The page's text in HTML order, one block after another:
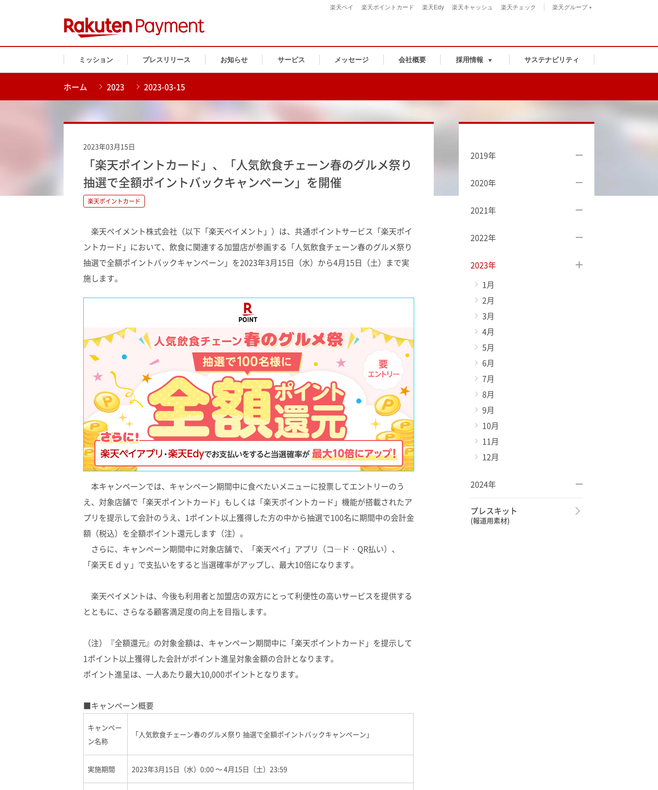
楽天ペイ 楽天ポイントカード 楽天Edy 楽天キャッシュ 楽天チェック 楽天グループ
ミッション プレスリリース お知らせ サービス メッセージ 会社概要 採用情報 サステナビリティ
ホーム 2023 2023-03-15
2023年03月15日
「楽天ポイントカード」、「人気飲食チェーン春のグルメ祭り
抽選で全額ポイントバックキャンペーン」を開催
楽天ポイントカード
楽天ペイメント株式会社（以下「楽天ペイメント」）は、共通ポイントサービス「楽天ポイ
ントカード」において、飲食に関連する加盟店が参画する「人気飲食チェーン春のグルメ祭り
抽選で全額ポイントバックキャンペーン」を2023年3月15日（水）から4月15日（土）まで実
施します。
本キャンペーンでは、キャンペーン期間中に食べたいメニューに投票してエントリーのう
え、対象店舗で「楽天ポイントカード」もしくは「楽天ポイントカード」機能が搭載されたア
プリを提示して会計のうえ、1ポイント以上獲得した方の中から抽選で100名に期間中の会計金
額（税込）を全額ポイント還元します（注）。
さらに、キャンペーン期間中に対象店舗で、「楽天ペイ」アプリ（コ―ド・QR払い）、
「楽天Ｅｄｙ」で支払いをすると当選確率がアップし、最大10倍になります。
楽天ペイメントは、今後も利用者と加盟店の双方にとって利便性の高いサービスを提供する
とともに、さらなる顧客満足度の向上を目指します。
（注）『全額還元』の対象金額は、キャンペーン期間中に「楽天ポイントカード」を提示して
1ポイント以上獲得した会計がポイント進呈対象金額の合計となります。
ポイント進呈は、一人あたり最大10,000ポイントとなります。
■キャンペーン概要
キャンペー
ン名称
「人気飲食チェーン春のグルメ祭り 抽選で全額ポイントバックキャンペーン」
実施期間 2023年3月15日（水）0:00 ～ 4月15日（土）23:59
2019年
2020年
2021年
2022年
2023年
1月
2月
3月
4月
5月
6月
7月
8月
9月
10月
11月
12月
2024年
プレスキット
(報道用素材)